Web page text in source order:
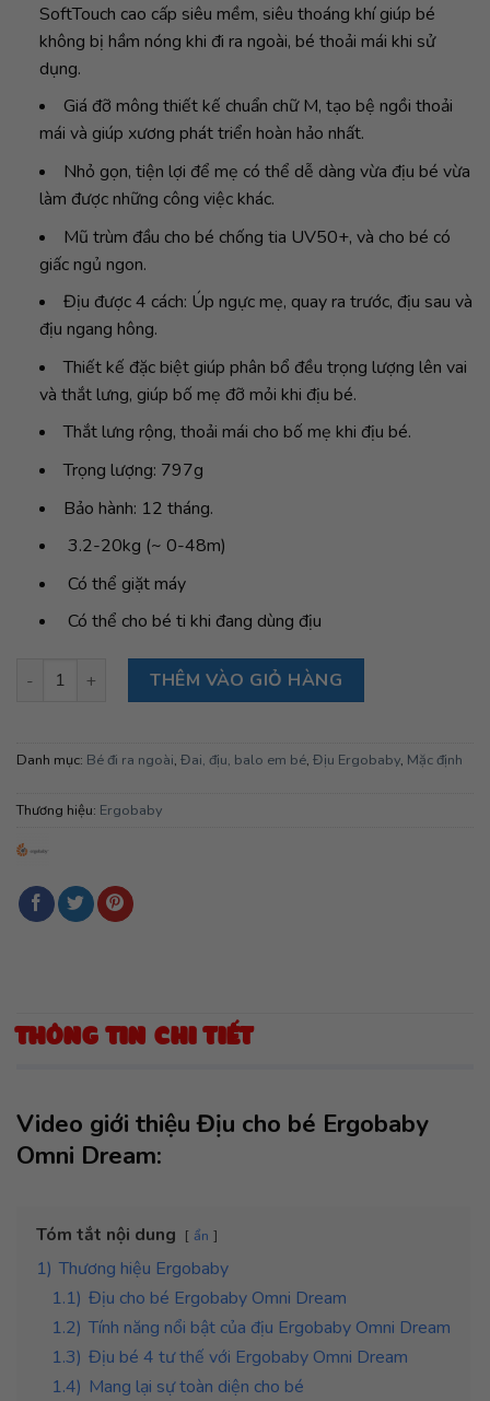
SoftTouch cao cấp siêu mềm, siêu thoáng khí giúp bé
không bị hầm nóng khi đi ra ngoài, bé thoải mái khi sử
dụng.
Giá đỡ mông thiết kế chuẩn chữ M, tạo bệ ngồi thoải
mái và giúp xương phát triển hoàn hảo nhất.
Nhỏ gọn, tiện lợi để mẹ có thể dễ dàng vừa địu bé vừa
làm được những công việc khác.
Mũ trùm đầu cho bé chống tia UV50+, và cho bé có
giấc ngủ ngon.
Địu được 4 cách: Úp ngực mẹ, quay ra trước, địu sau và
địu ngang hông.
Thiết kế đặc biệt giúp phân bổ đều trọng lượng lên vai
và thắt lưng, giúp bố mẹ đỡ mỏi khi địu bé.
Thắt lưng rộng, thoải mái cho bố mẹ khi địu bé.
Trọng lượng: 797g
Bảo hành: 12 tháng.
3.2-20kg (~ 0-48m)
Có thể giặt máy
Có thể cho bé ti khi đang dùng địu
Địu cho bé Ergobaby Omni Dream - Pink Quartz số lượng
THÊM VÀO GIỎ HÀNG
Danh mục: Bé đi ra ngoài, Đai, địu, balo em bé, Địu Ergobaby, Mặc định
Thương hiệu: Ergobaby
THÔNG TIN CHI TIẾT
Video giới thiệu Địu cho bé Ergobaby
Omni Dream:
Tóm tắt nội dung ẩn
1) Thương hiệu Ergobaby
1.1) Địu cho bé Ergobaby Omni Dream
1.2) Tính năng nổi bật của địu Ergobaby Omni Dream
1.3) Địu bé 4 tư thế với Ergobaby Omni Dream
1.4) Mang lại sự toàn diện cho bé